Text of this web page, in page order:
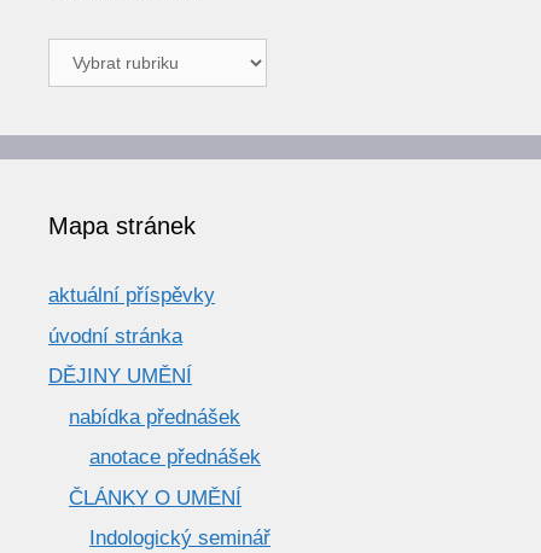
Články
a
Mapa stránek
aktuální příspěvky
úvodní stránka
DĚJINY UMĚNÍ
nabídka přednášek
anotace přednášek
ČLÁNKY O UMĚNÍ
Indologický seminář